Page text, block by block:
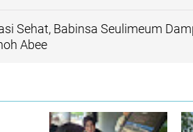
Sehat, Babinsa Seulimeum
Abee